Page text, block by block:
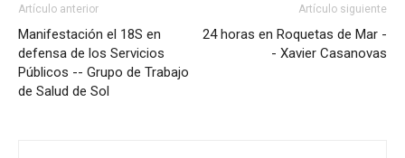
Artículo anterior
Manifestación el 18S en
defensa de los Servicios
Públicos -- Grupo de Trabajo
de Salud de Sol
Artículo siguiente
24 horas en Roquetas de Mar -
- Xavier Casanovas